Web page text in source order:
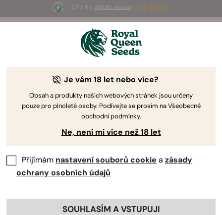
4.7 z 5 z 58690 recenzí
3 semínka White Widow Auto
Je vám 18 let nebo více?
Obsah a produkty našich webových stránek jsou určeny
pouze pro plnoleté osoby. Podívejte se prosím na Všeobecné
obchodní podmínky.
Ne, není mi více než 18 let
Přijímám nastavení souborů cookie a zásady
ochrany osobních údajů
SOUHLASÍM A VSTUPUJI